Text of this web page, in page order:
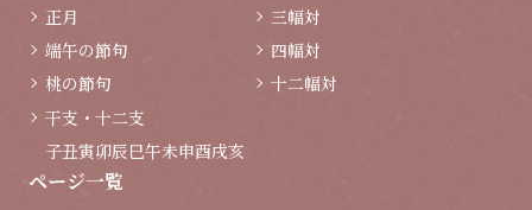
正月
端午の節句
桃の節句
干支・十二支
子丑寅卯辰巳午未申酉戌亥
三幅対
四幅対
十二幅対
ページ一覧